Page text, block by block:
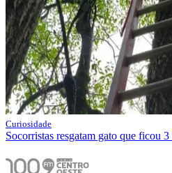
Curiosidade
Socorristas resgatam gato que ficou